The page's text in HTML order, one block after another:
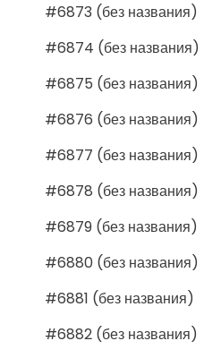
#6873 (без названия)
#6874 (без названия)
#6875 (без названия)
#6876 (без названия)
#6877 (без названия)
#6878 (без названия)
#6879 (без названия)
#6880 (без названия)
#6881 (без названия)
#6882 (без названия)